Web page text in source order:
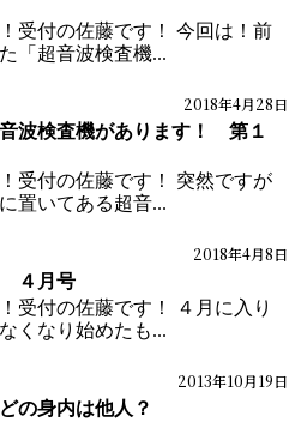
受付の佐藤です！ 今回は！前
「超音波検査機...
2018年4月28日
波検査機があります！ 第１
受付の佐藤です！ 突然ですが
置いてある超音...
2018年4月8日
４月号
受付の佐藤です！ ４月に入り
くなり始めたも...
2013年10月19日
の身内は他人？